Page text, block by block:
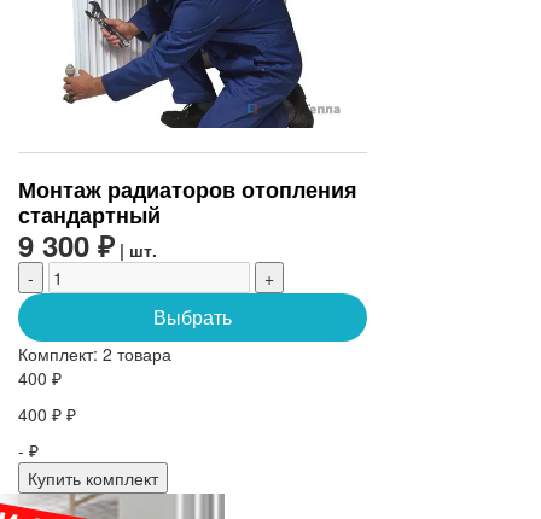
Монтаж радиаторов отопления
стандартный
9 300 ₽ | шт.
-
+
Выбрать
Комплект: 2 товара
400 ₽
400 ₽ ₽
- ₽
Купить комплект